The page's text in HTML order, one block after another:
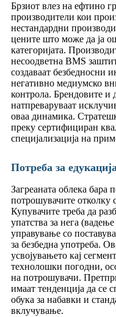
Брзиот влез на ефтино
производители кои
нестандардни
цените што може да ја
категоријата.
несоодветна BMS
создаваат безбедносни
негативно медиумско
контрола. Брендовите и
натпреваруваат
оваа динамика.
преку сертифициран
специјализација на
Потреба за
Загреаната облека бара
потрошувачите отколку
Купувачите треба да
упатства за нега
управување со
за безбедна употреба.
усвојувањето кај
технолошки погодни,
на потрошувачи.
имаат тенденција да се
обука за набавки и
вклучување.